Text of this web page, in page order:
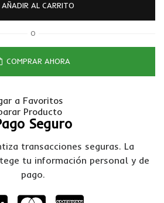
AÑADIR AL CARRITO
O
COMPRAR AHORA
a Favoritos
Producto
Seguro
transacciones seguras. La
tu información personal y de
pago.